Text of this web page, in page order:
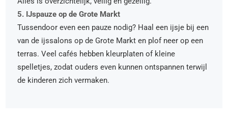
5. IJspauze op de Grote Markt
Tussendoor even een pauze nodig? Haal een ijsje bij een
van de ijssalons op de Grote Markt en plof neer op een
terras. Veel cafés hebben kleurplaten of kleine
spelletjes, zodat ouders even kunnen ontspannen terwijl
de kinderen zich vermaken.